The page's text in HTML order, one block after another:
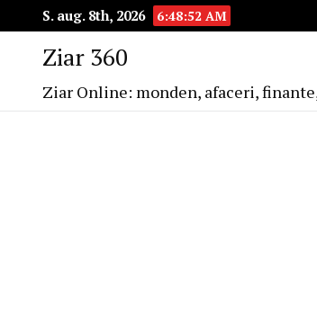
S. aug. 8th, 2026 6:48:54 AM
Ziar 360
Ziar Online: monden, afaceri,